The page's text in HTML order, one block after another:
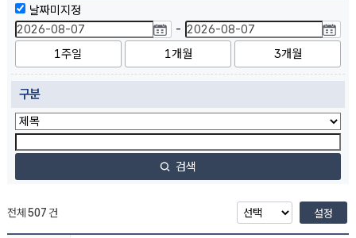
날짜미지정
-
1주일
1개월 3개월
구분
검색
전체507 건 설정